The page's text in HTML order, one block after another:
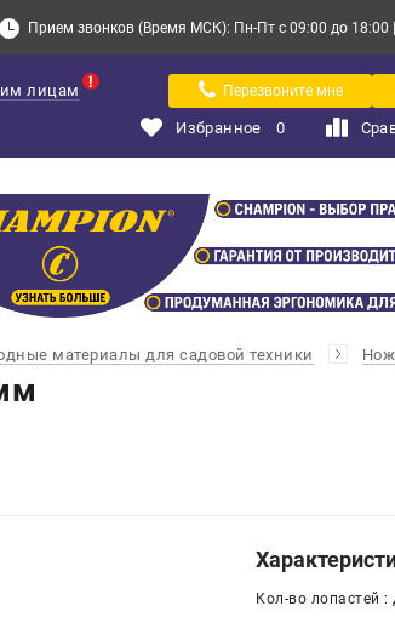
Прием звонков (Время МСК): Пн-Пт с 09:00 до 18:00
лицам Перезвоните мне
Избранное 0
материалы для садовой техники
Кол-во лопастей :